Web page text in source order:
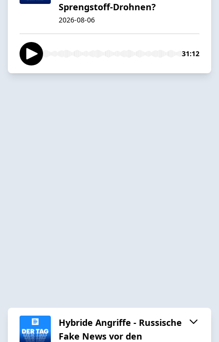
Sprengstoff-Drohnen?
2026-08-06
31:12
Hybride Angriffe - Russische
Fake News vor den